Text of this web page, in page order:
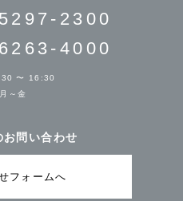
2300
4000
〜 16:30
～金
お問い合わせ
フォームへ